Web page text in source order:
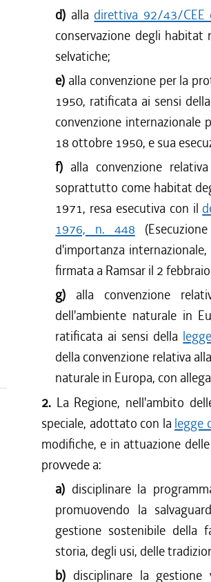
d) alla direttiva 92/43/CEE
conservazione degli
selvatiche;
e) alla convenzione per la
1950, ratificata ai sensi della
convenzione internazionale
18 ottobre 1950, e sua
f) alla convenzione
soprattutto come habitat
1971, resa esecutiva con il
1976, n. 448
d'importanza
firmata a Ramsar il 2
g) alla convenzione
dell'ambiente naturale in
ratificata ai sensi della
della convenzione relativa
naturale in Europa, con
2. La Regione, nell'ambito
speciale, adottato con la legge
modifiche, e in attuazione
provvede a:
a) disciplinare la
promuovendo la
gestione sostenibile della
storia, degli usi, delle
b) disciplinare la